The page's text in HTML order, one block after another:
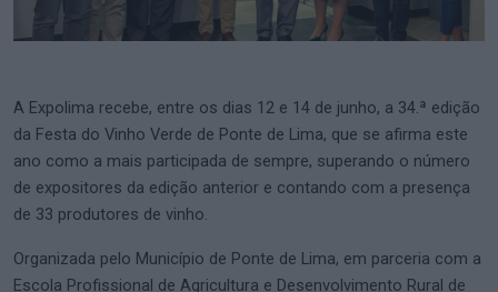
A Expolima recebe, entre os dias 12 e 14 de junho, a 34.ª edição
da Festa do Vinho Verde de Ponte de Lima, que se afirma este
ano como a mais participada de sempre, superando o número
de expositores da edição anterior e contando com a presença
de 33 produtores de vinho.
Organizada pelo Município de Ponte de Lima, em parceria com a
Escola Profissional de Agricultura e Desenvolvimento Rural de